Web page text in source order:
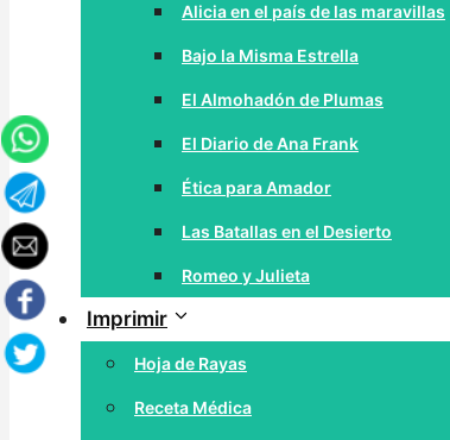
Alicia en el país de las maravillas
Bajo la Misma Estrella
El Almohadón de Plumas
El Diario de Ana Frank
Ética para Amador
Las Batallas en el Desierto
Romeo y Julieta
Imprimir
Hoja de Rayas
Receta Médica